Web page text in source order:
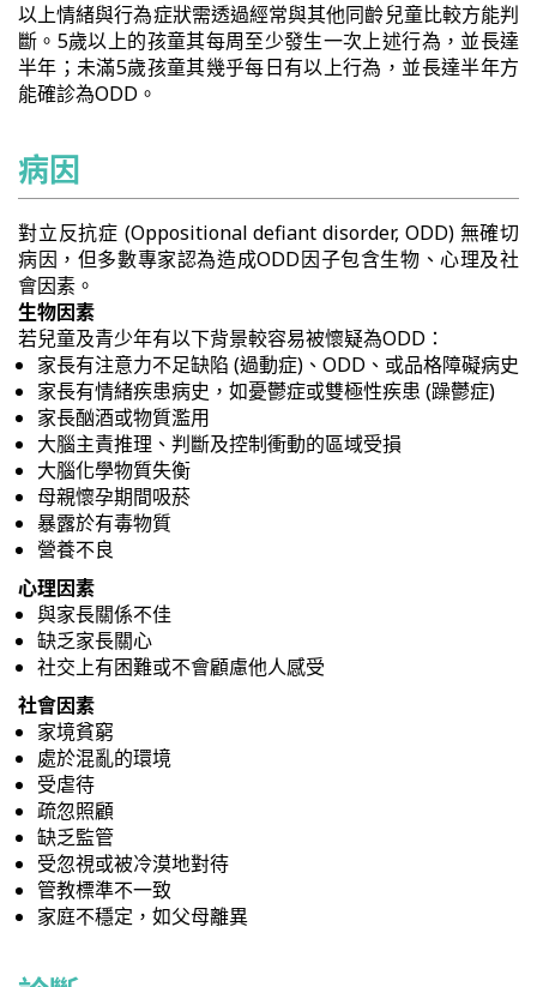
以上情緒與行為症狀需透過經常與其他同齡兒童比較方能判
斷。5歲以上的孩童其每周至少發生一次上述行為，並長達
半年；未滿5歲孩童其幾乎每日有以上行為，並長達半年方
能確診為ODD。
病因
對立反抗症 (Oppositional defiant disorder, ODD) 無確切
病因，但多數專家認為造成ODD因子包含生物、心理及社
會因素。
生物因素
若兒童及青少年有以下背景較容易被懷疑為ODD：
家長有注意力不足缺陷 (過動症)、ODD、或品格障礙病史
家長有情緒疾患病史，如憂鬱症或雙極性疾患 (躁鬱症)
家長酗酒或物質濫用
大腦主責推理、判斷及控制衝動的區域受損
大腦化學物質失衡
母親懷孕期間吸菸
暴露於有毒物質
營養不良
心理因素
與家長關係不佳
缺乏家長關心
社交上有困難或不會顧慮他人感受
社會因素
家境貧窮
處於混亂的環境
受虐待
疏忽照顧
缺乏監管
受忽視或被冷漠地對待
管教標準不一致
家庭不穩定，如父母離異